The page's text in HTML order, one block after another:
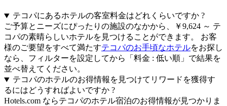
テコパにあるホテルの客室料金はどれくらいですか ?
ご予算とニーズにぴったりの施設のなかから、￥9,624 ～ テ
コパの素晴らしいホテルを見つけることができます。 お客
様のご要望をすべて満たすテコパのお手頃なホテルをお探し
なら、フィルターを設定してから「料金 : 低い順」で結果を
並べ替えてください。
テコパのホテルのお得情報を見つけてリワードを獲得す
るにはどうすればよいですか ?
Hotels.com ならテコパのホテル宿泊のお得情報が見つかりま